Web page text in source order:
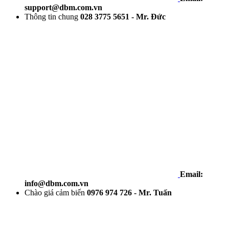
support@dbm.com.vn
Thông tin chung 028 3775 5651 - Mr. Đức
Email:
info@dbm.com.vn
Chào giá cảm biến 0976 974 726 - Mr. Tuấn